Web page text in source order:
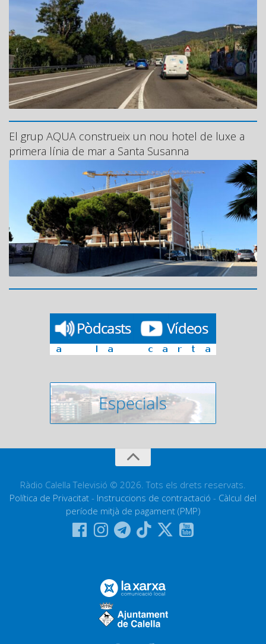
El grup AQUA construeix un nou hotel de luxe a
primera línia de mar a Santa Susanna
Ràdio Calella Televisió © 2026. Tots els drets reservats.
Política de Privacitat - Instruccions de contractació - Càlcul del
període mitjà de pagament (PMP)